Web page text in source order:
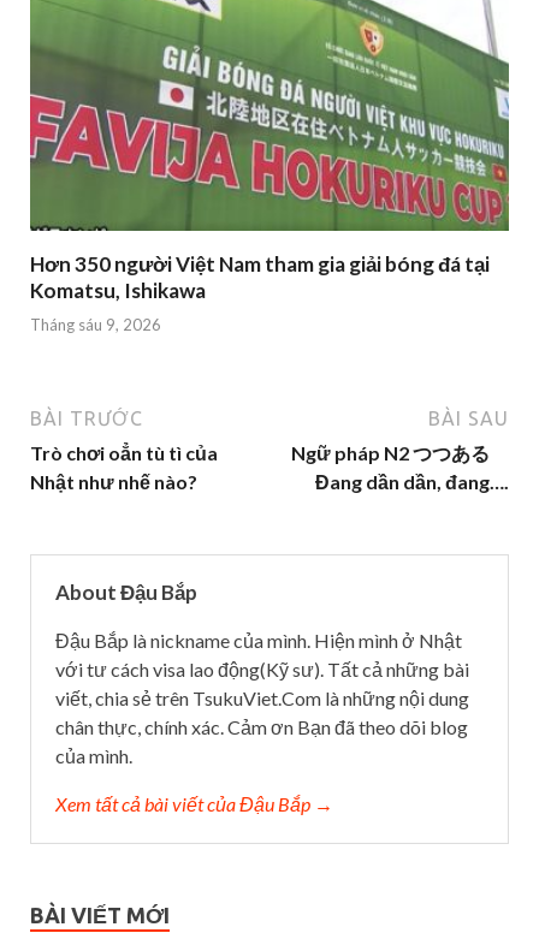
Hơn 350 người Việt Nam tham gia giải bóng đá tại
Komatsu, Ishikawa
Tháng sáu 9, 2026
BÀI TRƯỚC
Trò chơi oẳn tù tì của
Nhật như nhế nào?
BÀI SAU
Ngữ pháp N2 つつある
Đang dần dần, đang….
About Đậu Bắp
Đậu Bắp là nickname của mình. Hiện mình ở Nhật
với tư cách visa lao động(Kỹ sư). Tất cả những bài
viết, chia sẻ trên TsukuViet.Com là những nội dung
chân thực, chính xác. Cảm ơn Bạn đã theo dõi blog
của mình.
Xem tất cả bài viết của Đậu Bắp →
BÀI VIẾT MỚI